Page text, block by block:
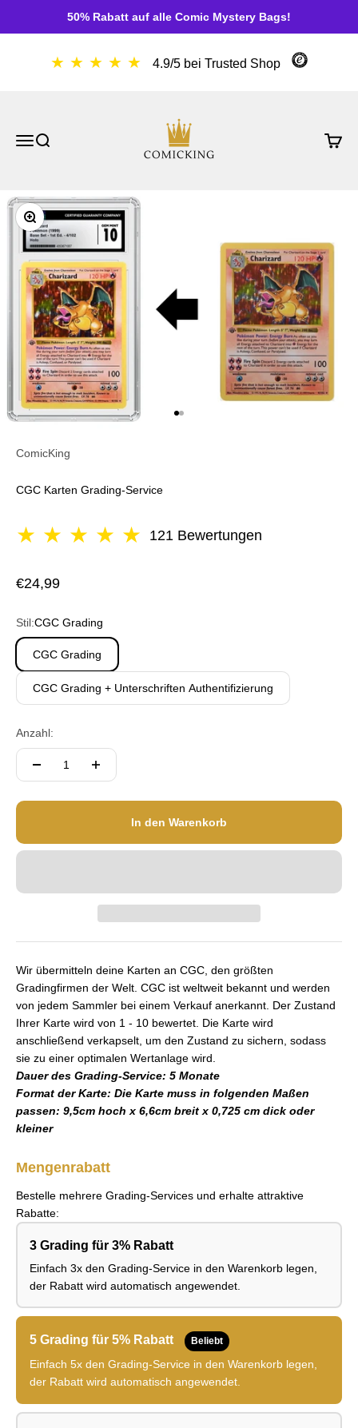
50% Rabatt auf alle Comic Mystery Bags!
★ ★ ★ ★ ★ 4.9/5 bei Trusted Shop
MenüSuche
Bild vergrößern
ComicKing
CGC Karten Grading-Service
★ ★ ★ ★ ★ 121 Bewertungen
Angebot
€24,99
Stil:CGC Grading
CGC Grading
CGC Grading + Unterschriften Authentifizierung
Anzahl:
In den Warenkorb
Wir übermitteln deine Karten an CGC, den größten
Gradingfirmen der Welt. CGC ist weltweit bekannt und werden
von jedem Sammler bei einem Verkauf anerkannt. Der Zustand
Ihrer Karte wird von 1 - 10 bewertet. Die Karte wird
anschließend verkapselt, um den Zustand zu sichern, sodass
sie zu einer optimalen Wertanlage wird.
Dauer des Grading-Service: 5 Monate
Format der Karte: Die Karte muss in folgenden Maßen
passen: 9,5cm hoch x 6,6cm breit x 0,725 cm dick oder
kleiner
Mengenrabatt
Bestelle mehrere Grading-Services und erhalte attraktive
Rabatte:
3 Grading für 3% Rabatt
Einfach 3x den Grading-Service in den Warenkorb legen,
der Rabatt wird automatisch angewendet.
5 Grading für 5% Rabatt Beliebt
Einfach 5x den Grading-Service in den Warenkorb legen,
der Rabatt wird automatisch angewendet.